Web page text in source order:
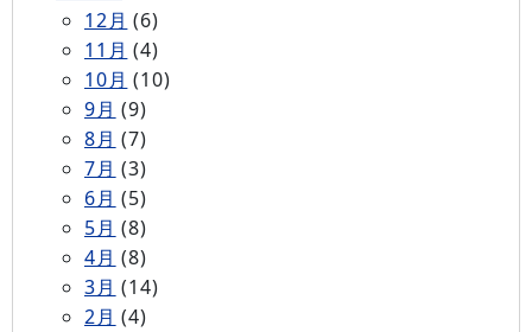
12月 (6)
11月 (4)
10月 (10)
9月 (9)
8月 (7)
7月 (3)
6月 (5)
5月 (8)
4月 (8)
3月 (14)
2月 (4)